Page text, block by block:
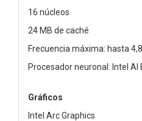
16 núcleos
24 MB de caché
Frecuencia máxima: hasta
Procesador neuronal: Intel AI
Gráficos
Intel Arc Graphics